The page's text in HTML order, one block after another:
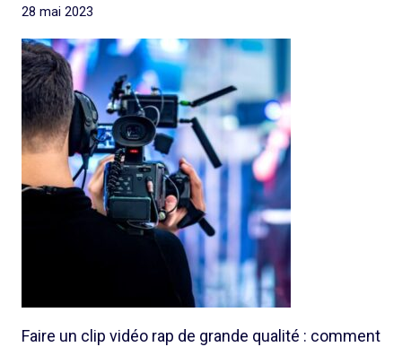
28 mai 2023
Faire un clip vidéo rap de grande qualité : comment